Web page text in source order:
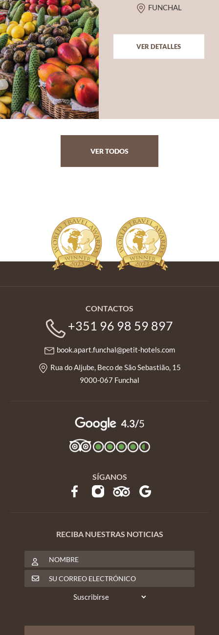
FUNCHAL
VER DETALLES
VER TODOS
CONTACTOS
+351 96 98 59 897
book.apart.funchal@petit-hotels.com
Rua do Aljube, Beco de São Sebastião, 15
9000-067 Funchal
SÍGANOS
RECIBA NUESTRAS NOTICIAS